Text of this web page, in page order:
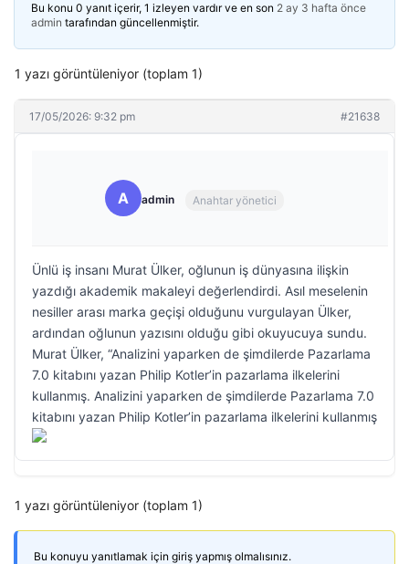
Bu konu 0 yanıt içerir, 1 izleyen vardır ve en son 2 ay 3 hafta önce
admin tarafından güncellenmiştir.
1 yazı görüntüleniyor (toplam 1)
17/05/2026: 9:32 pm #21638
A admin Anahtar yönetici
Ünlü iş insanı Murat Ülker, oğlunun iş dünyasına ilişkin
yazdığı akademik makaleyi değerlendirdi. Asıl meselenin
nesiller arası marka geçişi olduğunu vurgulayan Ülker,
ardından oğlunun yazısını olduğu gibi okuyucuya sundu.
Murat Ülker, “Analizini yaparken de şimdilerde Pazarlama
7.0 kitabını yazan Philip Kotler’in pazarlama ilkelerini
kullanmış. Analizini yaparken de şimdilerde Pazarlama 7.0
kitabını yazan Philip Kotler’in pazarlama ilkelerini kullanmış
1 yazı görüntüleniyor (toplam 1)
Bu konuyu yanıtlamak için giriş yapmış olmalısınız.